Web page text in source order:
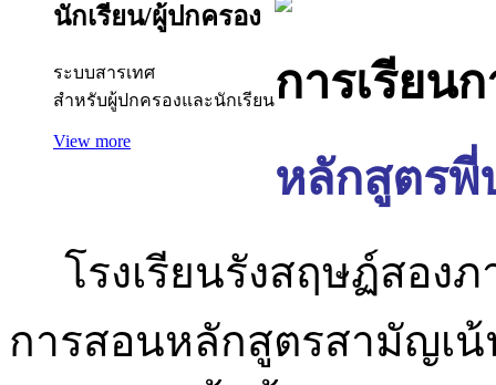
นักเรียน/ผู้ปกครอง
ระบบสารเทศ
สำหรับผู้ปกครองและนักเรียน
View more
การเรียน
หลักสูตรพี่
โรงเรียนรังสฤษฏ์สองภ
การสอนหลักสูตรสามัญเ